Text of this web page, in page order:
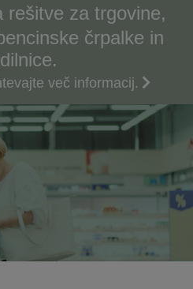
rešitve za trgovine,
črpalke in
več informacij.